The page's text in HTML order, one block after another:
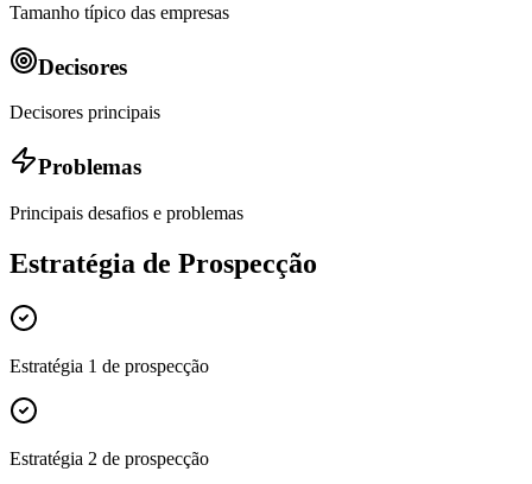
Tamanho típico das empresas
Decisores
Decisores principais
Problemas
Principais desafios e problemas
Estratégia de Prospecção
Estratégia 1 de prospecção
Estratégia 2 de prospecção